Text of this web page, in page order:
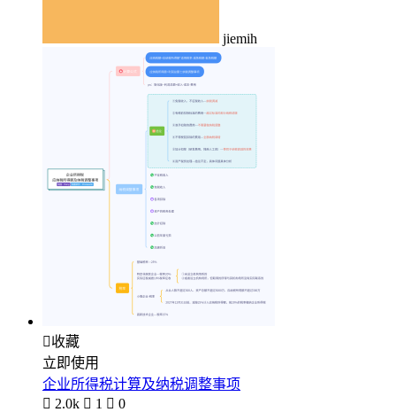
jiemih
收藏
立即使用
企业所得税计算及纳税调整事项
 2.0k  1  0